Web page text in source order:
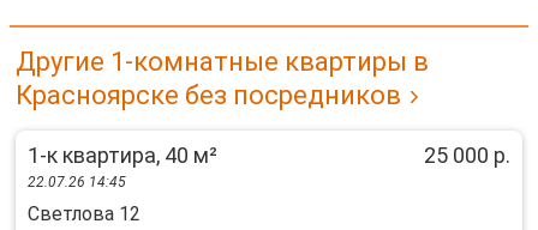
Другие 1-комнатные квартиры в
Красноярске без посредников
1-к квартира, 40 м² 25 000 р.
22.07.26 14:45
Светлова 12